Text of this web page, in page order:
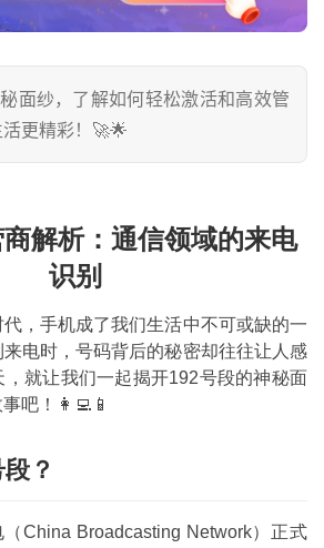
面纱，了解如何轻松激活和高效管
更精彩！🚀🌟
解析：通信领域的来电
识别
，手机成了我们生活中不可或缺的一
电时，号码背后的秘密却往往让人感
就让我们一起揭开192号段的神秘面
吧！👩‍💻📱
？
China Broadcasting Network）正式